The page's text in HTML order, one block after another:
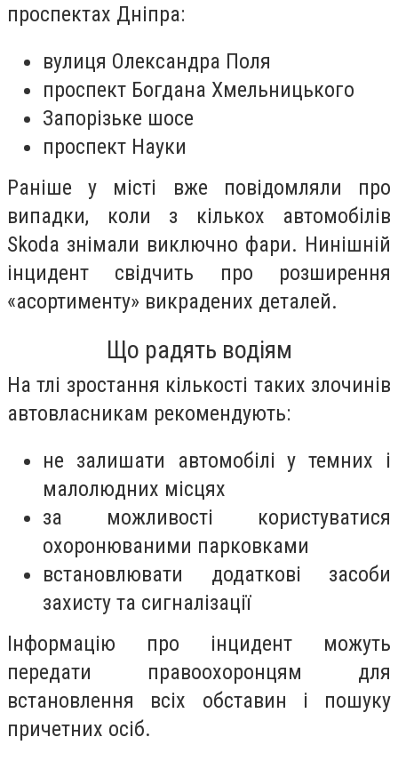
проспектах Дніпра:
вулиця Олександра Поля
проспект Богдана Хмельницького
Запорізьке шосе
проспект Науки
Раніше у місті вже повідомляли про
випадки, коли з кількох автомобілів
Skoda знімали виключно фари. Нинішній
інцидент свідчить про розширення
«асортименту» викрадених деталей.
Що радять водіям
На тлі зростання кількості таких злочинів
автовласникам рекомендують:
не залишати автомобілі у темних і
малолюдних місцях
за можливості користуватися
охоронюваними парковками
встановлювати додаткові засоби
захисту та сигналізації
Інформацію про інцидент можуть
передати правоохоронцям для
встановлення всіх обставин і пошуку
причетних осіб.